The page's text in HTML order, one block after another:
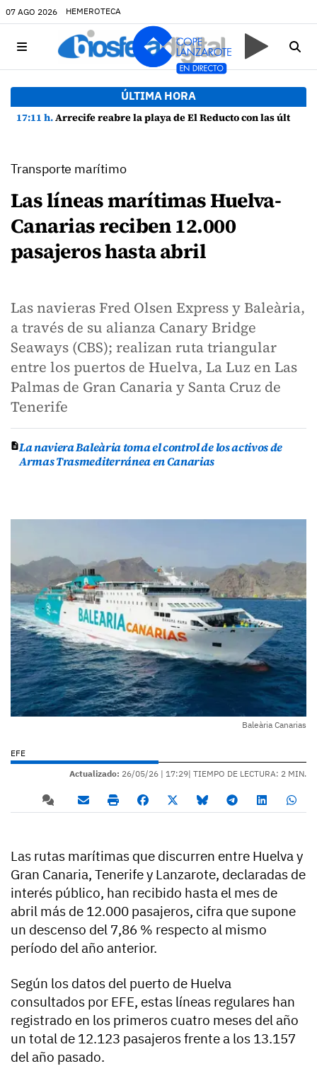
07 AGO 2026 HEMEROTECA
ÚLTIMA HORA
17:11 h.Arrecife reabre la playa de El Reducto con las últimas analíticas mostrando "una buena calidad de las aguas para el baño"
Transporte marítimo
Las líneas marítimas Huelva-
Canarias reciben 12.000
pasajeros hasta abril
Las navieras Fred Olsen Express y Baleària,
a través de su alianza Canary Bridge
Seaways (CBS); realizan ruta triangular
entre los puertos de Huelva, La Luz en Las
Palmas de Gran Canaria y Santa Cruz de
Tenerife
La naviera Baleària toma el control de los activos de
Armas Trasmediterránea en Canarias
Baleària Canarias
EFE
Actualizado: 26/05/26 | 17:29| TIEMPO DE LECTURA: 2 MIN.
Las rutas marítimas que discurren entre Huelva y
Gran Canaria, Tenerife y Lanzarote, declaradas de
interés público, han recibido hasta el mes de
abril más de 12.000 pasajeros, cifra que supone
un descenso del 7,86 % respecto al mismo
período del año anterior.
Según los datos del puerto de Huelva
consultados por EFE, estas líneas regulares han
registrado en los primeros cuatro meses del año
un total de 12.123 pasajeros frente a los 13.157
del año pasado.